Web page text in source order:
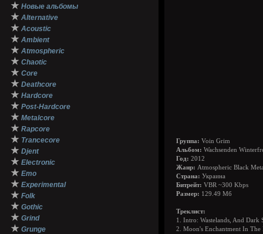
★ Новые альбомы
★ Alternative
★ Acoustic
★ Ambient
★ Atmospheric
★ Chaotic
★ Core
★ Deathcore
★ Hardcore
★ Post-Hardcore
★ Metalcore
★ Rapcore
★ Trancecore
★ Djent
★ Electronic
★ Emo
★ Experimental
★ Folk
★ Gothic
★ Grind
★ Grunge
Группа: Voin Grim
Альбом: Wachsenden
Год: 2012
Жанр: Atmospheric Black
Страна: Украина
Битрейт: VBR ~300 Kbps
Размер: 129.49 Мб
Треклист:
1. Intro: Wastelands, And Dark
2. Moon's Enchantment In